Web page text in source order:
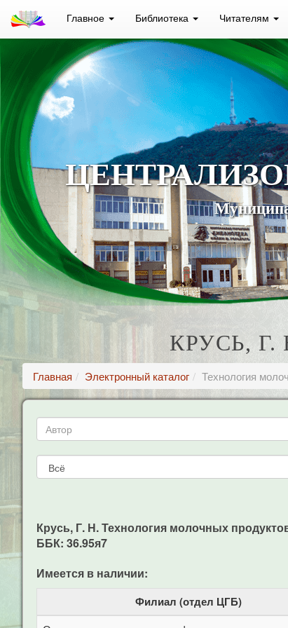
Главное Библиотека Читателям
КРУСЬ,
Главная Электронный каталог Технология
Крусь, Г. Н. Технология молочных
ББК: 36.95я7
Имеется в наличии:
Филиал (отдел ЦГБ)